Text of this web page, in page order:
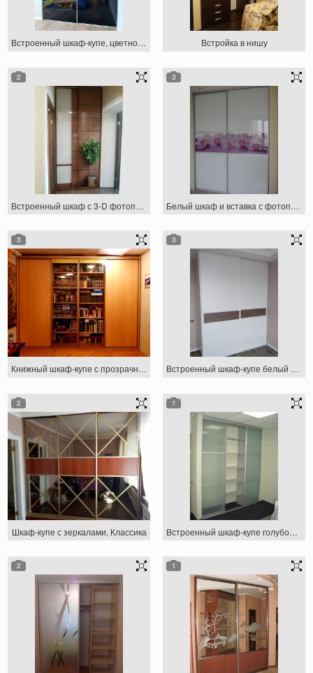
Встроенный шкаф-купе, цветное стекло Встройка в нишу
2
Встроенный шкаф с 3-D фотопечатью
3
Белый шкаф и вставка с фотопечатью
3
Книжный шкаф-купе с прозрачным стеклом
3
Встроенный шкаф-купе белый со вставкой под дерево
2
Шкаф-купе с зеркалами, Классика
1
Встроенный шкаф-купе голубое стекло
2 1